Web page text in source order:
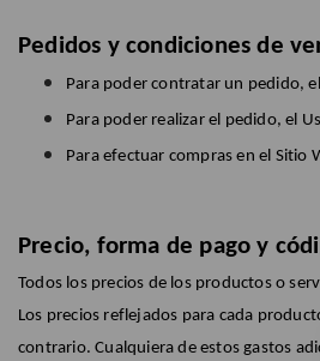
Pedidos y condiciones de
Para poder contratar un pedido,
Para poder realizar el pedido, el
Para efectuar compras en el Sitio
Precio, forma de pago y
Todos los precios de los productos o
Los precios reflejados para cada
contrario. Cualquiera de estos gastos